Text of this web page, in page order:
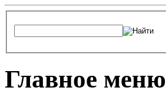
Главное меню